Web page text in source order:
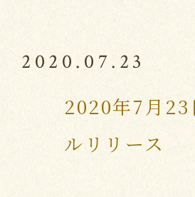
2020.07.23
2020年7月
ルリリース